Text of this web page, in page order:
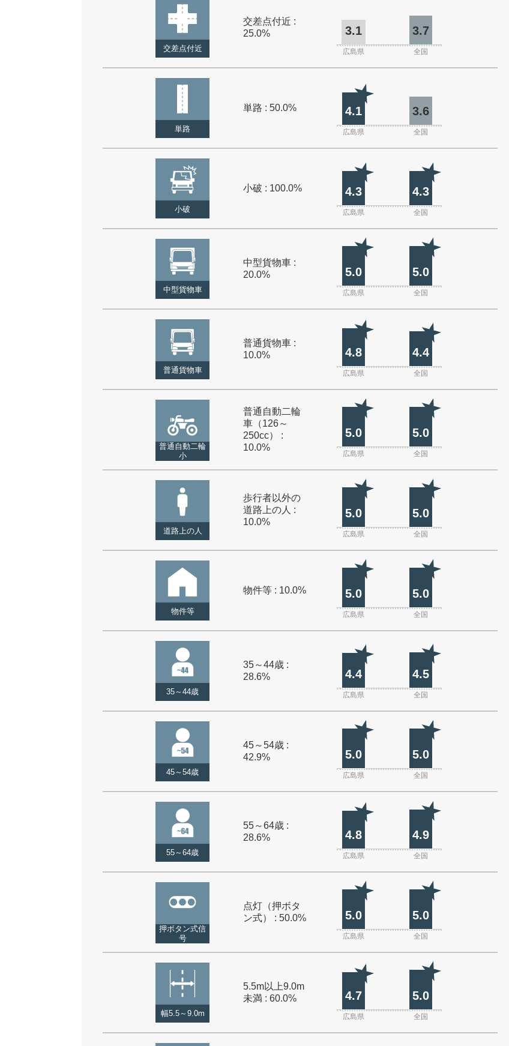
交差点付近
交差点付近 :
25.0%
3.1 3.7
広島県 全国
単路
単路 : 50.0% 4.1 3.6
広島県 全国
小破
小破 : 100.0% 4.3 4.3
広島県 全国
中型貨物車
中型貨物車 :
20.0%
5.0 5.0
広島県 全国
普通貨物車
普通貨物車 :
10.0%
4.8 4.4
広島県 全国
普通自動二輪
小
普通自動二輪
車（126～
250cc） :
10.0%
5.0 5.0
広島県 全国
道路上の人
歩行者以外の
道路上の人 :
10.0%
5.0 5.0
広島県 全国
物件等
物件等 : 10.0% 5.0 5.0
広島県 全国
35～44歳
35～44歳 :
28.6%
4.4 4.5
広島県 全国
45～54歳
45～54歳 :
42.9%
5.0 5.0
広島県 全国
55～64歳
55～64歳 :
28.6%
4.8 4.9
広島県 全国
押ボタン式信
号
点灯（押ボタ
ン式） : 50.0%
5.0 5.0
広島県 全国
幅5.5～9.0m
5.5m以上9.0m
未満 : 60.0%
4.7 5.0
広島県 全国